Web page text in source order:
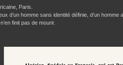
Paris.
d’un homme sans identité définie, d’un
finit pas de mourir.